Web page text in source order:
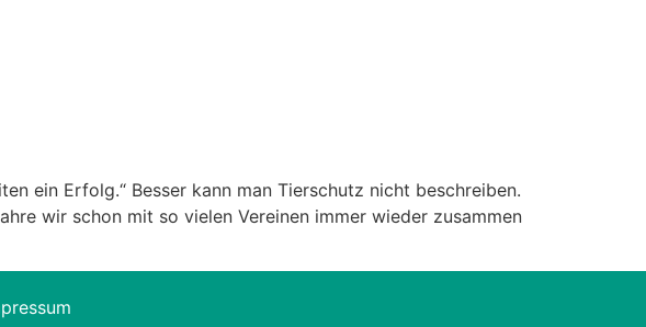
ein Erfolg.“ Besser kann man Tierschutz nicht beschreiben.
wir schon mit so vielen Vereinen immer wieder zusammen